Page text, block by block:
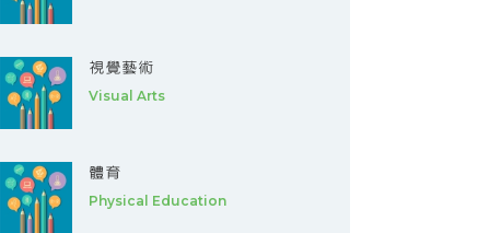
視覺藝術
Visual Arts
體育
Physical Education